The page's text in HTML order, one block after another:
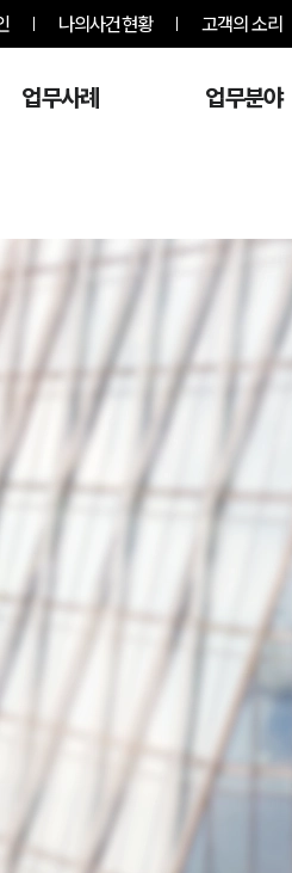
나의사건현황 고객의 소리
업무사례 업무분야